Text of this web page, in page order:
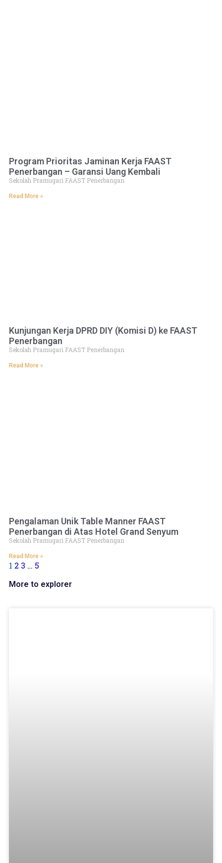
Program Prioritas Jaminan Kerja FAAST
Penerbangan – Garansi Uang Kembali
Sekolah Pramugari FAAST Penerbangan
Read More »
Kunjungan Kerja DPRD DIY (Komisi D) ke FAAST
Penerbangan
Sekolah Pramugari FAAST Penerbangan
Read More »
Pengalaman Unik Table Manner FAAST
Penerbangan di Atas Hotel Grand Senyum
Sekolah Pramugari FAAST Penerbangan
Read More »
1 2 3 … 5
More to explorer